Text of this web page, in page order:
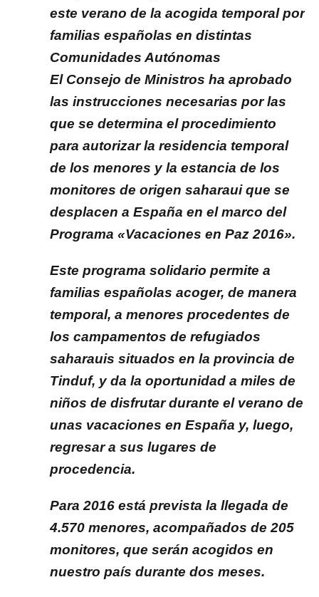
este verano de la acogida temporal por
familias españolas en distintas
Comunidades Autónomas
El Consejo de Ministros ha aprobado
las instrucciones necesarias por las
que se determina el procedimiento
para autorizar la residencia temporal
de los menores y la estancia de los
monitores de origen saharaui que se
desplacen a España en el marco del
Programa «Vacaciones en Paz 2016».
Este programa solidario permite a
familias españolas acoger, de manera
temporal, a menores procedentes de
los campamentos de refugiados
saharauis situados en la provincia de
Tinduf, y da la oportunidad a miles de
niños de disfrutar durante el verano de
unas vacaciones en España y, luego,
regresar a sus lugares de
procedencia.
Para 2016 está prevista la llegada de
4.570 menores, acompañados de 205
monitores, que serán acogidos en
nuestro país durante dos meses.